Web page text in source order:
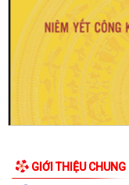
GIỚI THIỆU CHUNG